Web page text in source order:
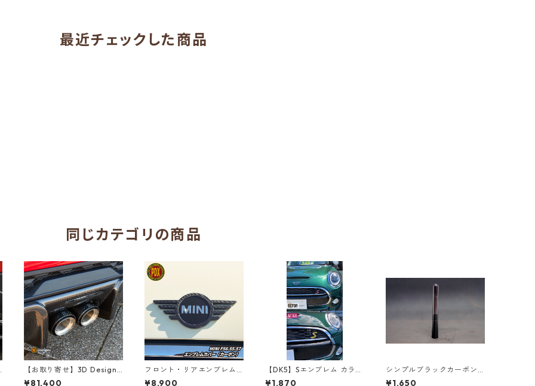
最近チェックした商品
同じカテゴリの商品
【お取り寄せ】3D Design
テールエンドフィニッシャ
¥81,400
フロント・リアエンブレム
カバー カーボン（F56/55/5
¥8,900
【DK5】Sエンブレム カラー
チェンジステッカー【COO
¥1,870
シンプルブラックカーボン
アンテナ 12cm
¥1,650